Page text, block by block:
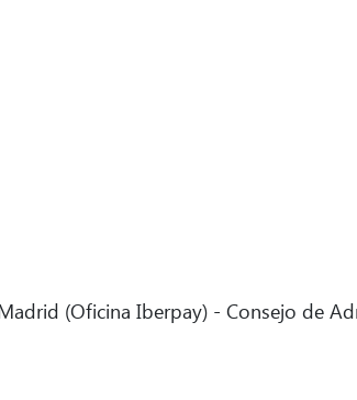
(Oficina Iberpay) - Consejo de